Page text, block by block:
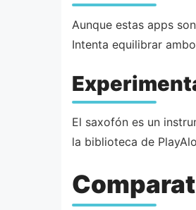
Aunque estas apps
Intenta equilibrar
El saxofón es un
la biblioteca de